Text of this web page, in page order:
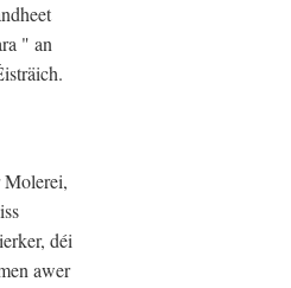
" an
Molerei,
déi
awer